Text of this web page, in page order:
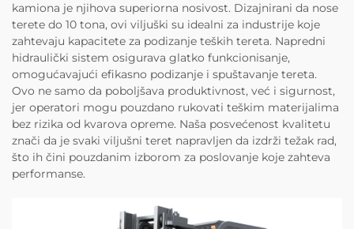
kamiona je njihova superiorna nosivost. Dizajnirani da nose
terete do 10 tona, ovi viljuški su idealni za industrije koje
zahtevaju kapacitete za podizanje teških tereta. Napredni
hidraulički sistem osigurava glatko funkcionisanje,
omogućavajući efikasno podizanje i spuštavanje tereta.
Ovo ne samo da poboljšava produktivnost, već i sigurnost,
jer operatori mogu pouzdano rukovati teškim materijalima
bez rizika od kvarova opreme. Naša posvećenost kvalitetu
znači da je svaki viljušni teret napravljen da izdrži težak rad,
što ih čini pouzdanim izborom za poslovanje koje zahteva
performanse.